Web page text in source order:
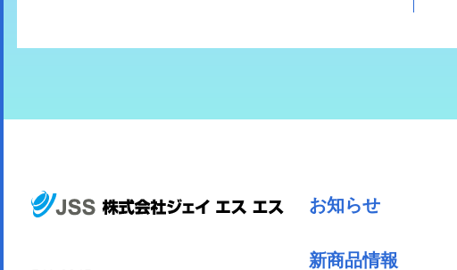
お知らせ
新商品情報